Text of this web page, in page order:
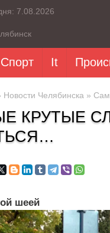
7.08.2026
Спорт It
Новости Челябинска »
КРУТЫЕ
шеей